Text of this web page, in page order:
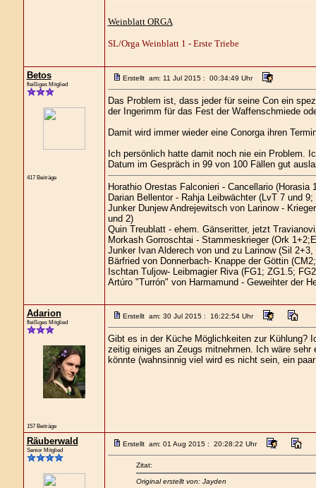
Weinblatt ORGA
SL/Orga Weinblatt 1 - Erste Triebe
Betos
fleißiges Mitglied
417 Beiträge
Erstellt am: 11 Jul 2015 : 00:34:49 Uhr
Das Problem ist, dass jeder für seine Con ein
der Ingerimm für das Fest der Waffenschmiede
Damit wird immer wieder eine Conorga ihren
Ich persönlich hatte damit noch nie ein Problem.
Datum im Gespräch in 99 von 100 Fällen gut
Horathio Orestas Falconieri - Cancellario (Horasia
Darian Bellentor - Rahja Leibwächter (LvT 7 und
Junker Dunjew Andrejewitsch von Larinow -
und 2)
Quin Treublatt - ehem. Gänseritter, jetzt
Morkash Gorroschtai - Stammeskrieger (Ork
Junker Ivan Alderech von und zu Larinow (Sil 2+3,
Bärfried von Donnerbach- Knappe der Göttin
Ischtan Tuljow- Leibmagier Riva (FG1; ZG1.5;
Artúro "Turrón" von Harmamund - Geweihter der
Adarion
fleißiges Mitglied
157 Beiträge
Erstellt am: 30 Jul 2015 : 16:22:54 Uhr
Gibt es in der Küche Möglichkeiten zur Kühlung?
zeitig einiges an Zeugs mitnehmen. Ich wäre
könnte (wahnsinnig viel wird es nicht sein, ein
Räuberwald
Senior Mitglied
Erstellt am: 01 Aug 2015 : 20:28:22 Uhr
Zitat:
Original erstellt von: Jayden